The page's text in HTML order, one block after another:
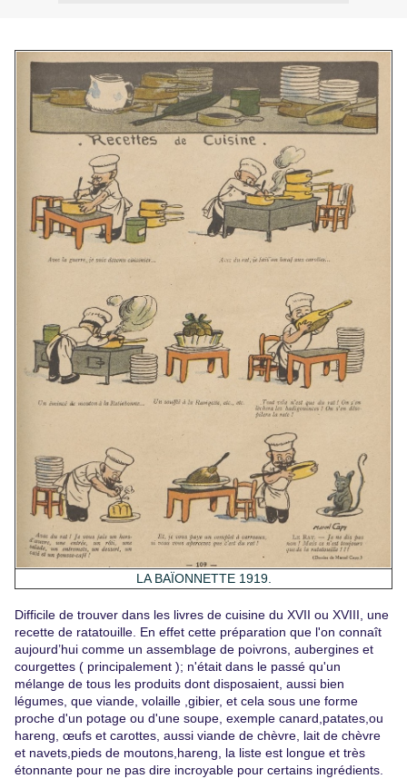
LA BAÏONNETTE 1919.
Difficile de trouver dans les livres de cuisine du XVII ou XVIII, une
recette de ratatouille. En effet cette préparation que l'on connaît
aujourd’hui comme un assemblage de poivrons, aubergines et
courgettes ( principalement ); n'était dans le passé qu'un
mélange de tous les produits dont disposaient, aussi bien
légumes, que viande, volaille ,gibier, et cela sous une forme
proche d'un potage ou d'une soupe, exemple canard,patates,ou
hareng, œufs et carottes, aussi viande de chèvre, lait de chèvre
et navets,pieds de moutons,hareng, la liste est longue et très
étonnante pour ne pas dire incroyable pour certains ingrédients.